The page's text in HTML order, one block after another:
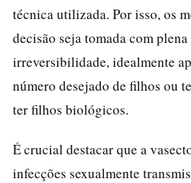
técnica utilizada. Por isso, os
decisão seja tomada com
irreversibilidade, idealmente
número desejado de filhos ou
ter filhos biológicos.
É crucial destacar que a
infecções sexualmente